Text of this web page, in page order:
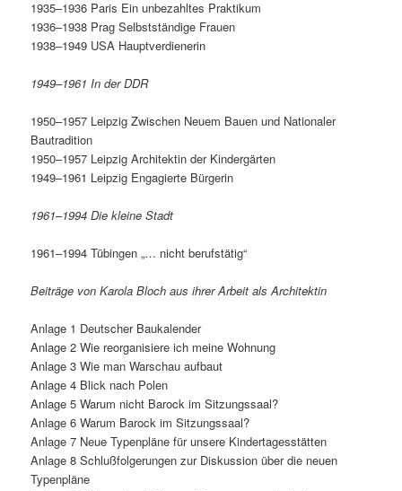
1935–1936 Paris Ein unbezahltes Praktikum
1936–1938 Prag Selbstständige Frauen
1938–1949 USA Hauptverdienerin
1949–1961 In der DDR
1950–1957 Leipzig Zwischen Neuem Bauen und Nationaler
Bautradition
1950–1957 Leipzig Architektin der Kindergärten
1949–1961 Leipzig Engagierte Bürgerin
1961–1994 Die kleine Stadt
1961–1994 Tübingen „… nicht berufstätig“
Beiträge von Karola Bloch aus ihrer Arbeit als Architektin
Anlage 1 Deutscher Baukalender
Anlage 2 Wie reorganisiere ich meine Wohnung
Anlage 3 Wie man Warschau aufbaut
Anlage 4 Blick nach Polen
Anlage 5 Warum nicht Barock im Sitzungssaal?
Anlage 6 Warum Barock im Sitzungssaal?
Anlage 7 Neue Typenpläne für unsere Kindertagesstätten
Anlage 8 Schlußfolgerungen zur Diskussion über die neuen
Typenpläne